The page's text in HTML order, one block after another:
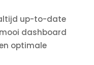
up-to-date
dashboard
optimale